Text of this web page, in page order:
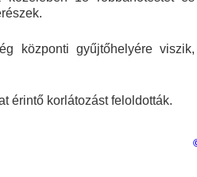
központi gyűjtőhelyére
érintő korlátozást feloldották.